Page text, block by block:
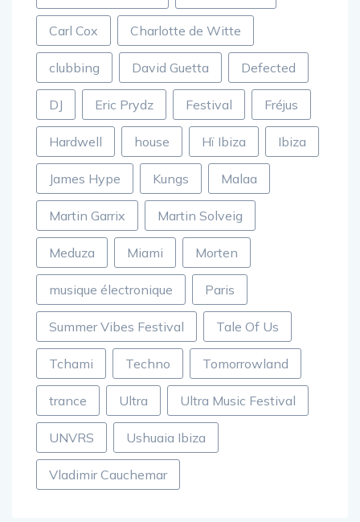
Armin Van Buuren Calvin Harris
Carl Cox Charlotte de Witte
clubbing David Guetta Defected
DJ Eric Prydz Festival Fréjus
Hardwell house Hï Ibiza Ibiza
James Hype Kungs Malaa
Martin Garrix Martin Solveig
Meduza Miami Morten
musique électronique Paris
Summer Vibes Festival Tale Of Us
Tchami Techno Tomorrowland
trance Ultra Ultra Music Festival
UNVRS Ushuaia Ibiza
Vladimir Cauchemar